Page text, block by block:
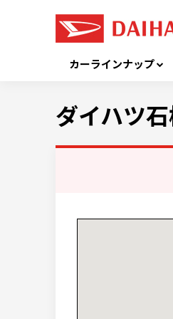
カーラインナップ
ダイハツ